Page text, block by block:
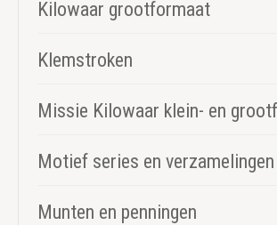
Kilowaar grootformaat
Klemstroken
Missie Kilowaar klein- en
Motief series en verzamelingen
Munten en penningen